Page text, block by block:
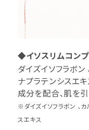
◆イソスリムコンプ
ダイズイソフラボン
ナプラテンシスエ
成分を配合、肌を
※ダイズイソフラボン 、カ
スエキス